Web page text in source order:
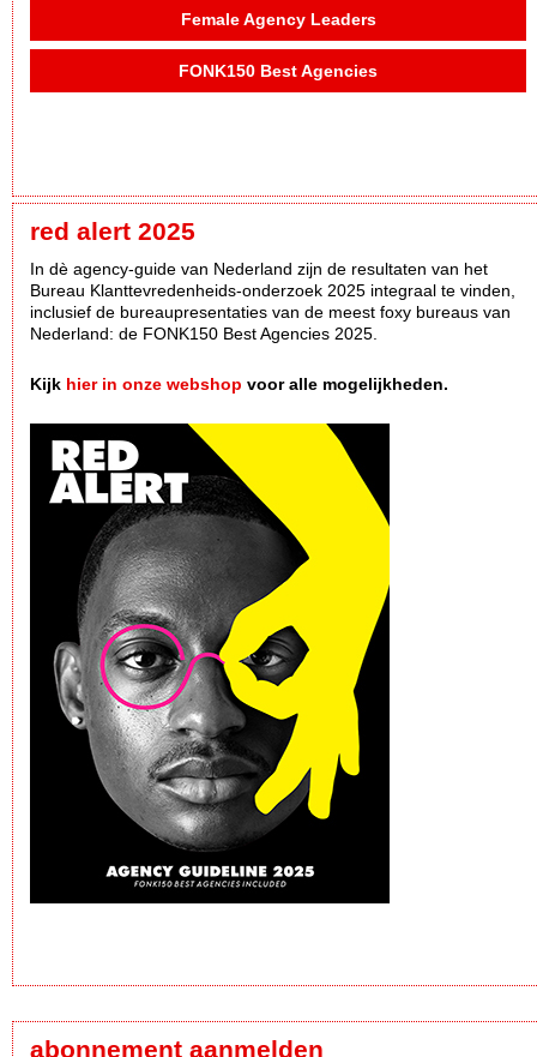
Female Agency Leaders
FONK150 Best Agencies
red alert 2025
In dè agency-guide van Nederland zijn de resultaten van het
Bureau Klanttevredenheids-onderzoek 2025 integraal te vinden,
inclusief de bureaupresentaties van de meest foxy bureaus van
Nederland: de FONK150 Best Agencies 2025.
Kijk hier in onze webshop voor alle mogelijkheden.
abonnement aanmelden